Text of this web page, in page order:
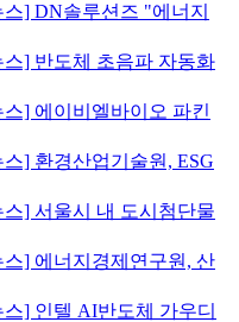
] DN솔루션즈 "에너지
] 반도체 초음파 자동화
] 에이비엘바이오 파킨
] 환경산업기술원, ESG
] 서울시 내 도시첨단물
] 에너지경제연구원, 산
] 인텔 AI반도체 가우디